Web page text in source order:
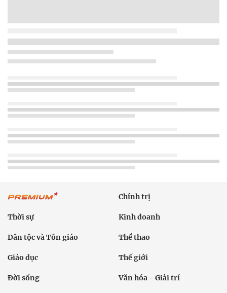
Chính trị
Thời sự Kinh doanh
Dân tộc và Tôn giáo Thể thao
Giáo dục Thế giới
Đời sống Văn hóa - Giải trí